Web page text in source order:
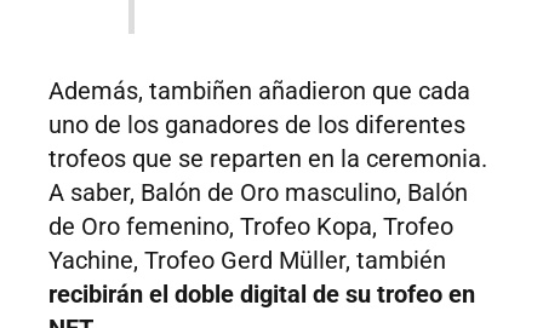
Además, tambiñen añadieron que cada
uno de los ganadores de los diferentes
trofeos que se reparten en la ceremonia.
A saber, Balón de Oro masculino, Balón
de Oro femenino, Trofeo Kopa, Trofeo
Yachine, Trofeo Gerd Müller, también
recibirán el doble digital de su trofeo en